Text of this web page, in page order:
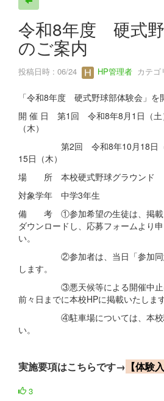
令和8年度 硬式
のご案内
投稿日時 : 06/24 HP管理者 カテゴ
「令和8年度 硬式野球部体験会」を
開 催 日 第1回 令和8年8月1日（
（木）
第2回 令和8年10月18日（
15日（木）
場 所 本校硬式野球グラウンド
対象学年 中学3年生
備 考 ①参加希望の生徒は、掲載
ダウンロードし、応募フォームより
い。
②参加者は、当日「参加同意
します。
③悪天候等による開催中止に
前々日までに本校HPに掲載いたします
④駐車場については、本校駐
い。
実施要項はこちらです→ 【体験
3